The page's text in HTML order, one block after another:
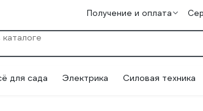
Получение и оплата
для сада Электрика Силовая техника